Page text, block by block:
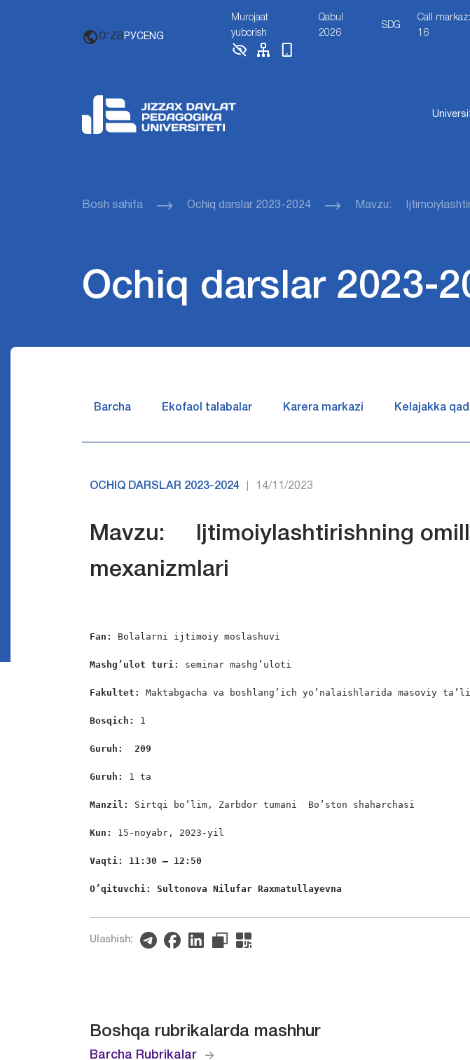
O'ZB РУСENG
Murojaat
yuborish
Qabul
2026
SDG
Call
16
Bosh sahifa Ochiq darslar 2023-2024 Mavzu:
Ochiq darslar 2023-
Barcha Ekofaol talabalar Karera markazi Kelajakka
OCHIQ DARSLAR 2023-2024 14/11/2023
Mavzu: Ijtimoiylashtirishning
mexanizmlari
Fan: Bolalarni ijtimoiy moslashuvi
Mashg’ulot turi: seminar mashg’uloti
Fakultet: Maktabgacha va boshlang’ich yo’nalaishlarida masoviy
Bosqich: 1
Guruh:  209
Guruh: 1 ta
Manzil: Sirtqi bo’lim, Zarbdor tumani  Bo’ston shaharchasi
Kun: 15-noyabr, 2023-yil
Vaqti: 11:30 – 12:50
O’qituvchi: Sultonova Nilufar Raxmatullayevna
Ulashish:
Boshqa rubrikalarda mashhur
Barcha Rubrikalar